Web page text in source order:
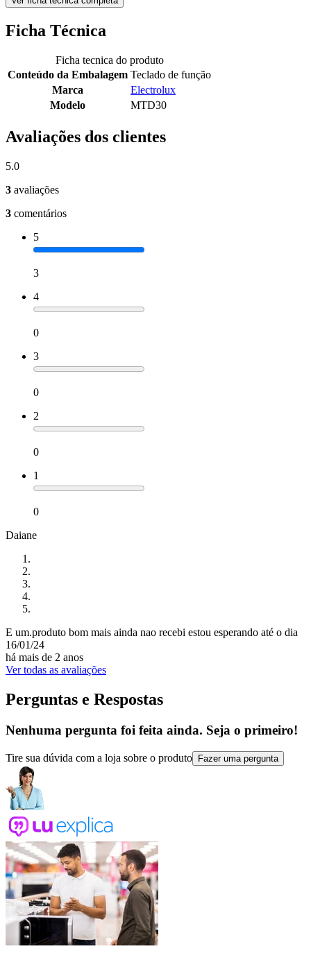
Ficha Técnica
Ficha tecnica do produto
Conteúdo da Embalagem Teclado de função
Marca
Electrolux
Modelo
MTD30
Avaliações dos clientes
5.0
3 avaliações
3 comentários
5
3
4
0
3
0
2
0
1
0
Daiane
E um.produto bom mais ainda nao recebi estou esperando até o dia
16/01/24
há mais de 2 anos
Ver todas as avaliações
Perguntas e Respostas
Nenhuma pergunta foi feita ainda. Seja o primeiro!
Tire sua dúvida com a loja sobre o produto Fazer uma pergunta